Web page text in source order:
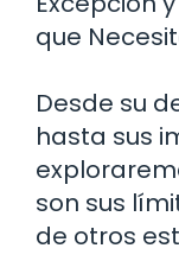
que
Desde su
hasta sus
son sus
de otros